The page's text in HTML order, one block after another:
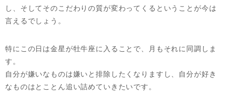
し、そしてそのこだわりの質が変わってくるということが今は
言えるでしょう。
特にこの日は金星が牡牛座に入ることで、月もそれに同調しま
す。
自分が嫌いなものは嫌いと排除したくなりますし、自分が好き
なものはとことん追い詰めていきたいです。